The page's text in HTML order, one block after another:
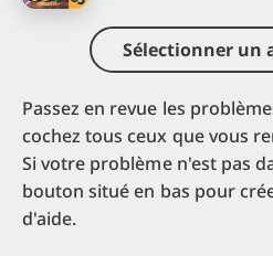
Sélectionner un
Passez en revue les
cochez tous ceux que vous
Si votre problème n'est pas
bouton situé en bas pour
d'aide.